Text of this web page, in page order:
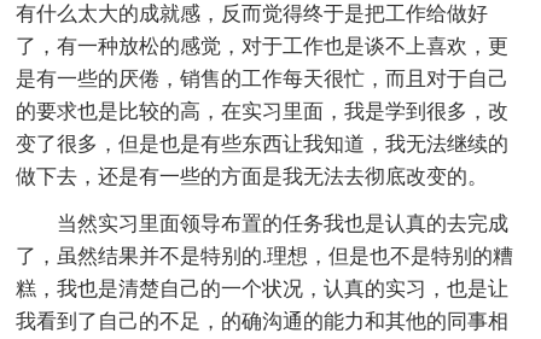
有什么太大的成就感，反而觉得终于是把工作给做好
了，有一种放松的感觉，对于工作也是谈不上喜欢，更
是有一些的厌倦，销售的工作每天很忙，而且对于自己
的要求也是比较的高，在实习里面，我是学到很多，改
变了很多，但是也是有些东西让我知道，我无法继续的
做下去，还是有一些的方面是我无法去彻底改变的。
当然实习里面领导布置的任务我也是认真的去完成
了，虽然结果并不是特别的.理想，但是也不是特别的糟
糕，我也是清楚自己的一个状况，认真的实习，也是让
我看到了自己的不足，的确沟通的能力和其他的同事相